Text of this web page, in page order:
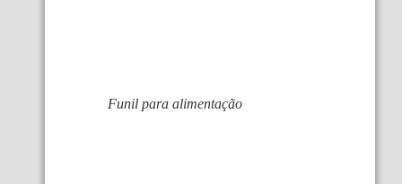
Funil para alimentação